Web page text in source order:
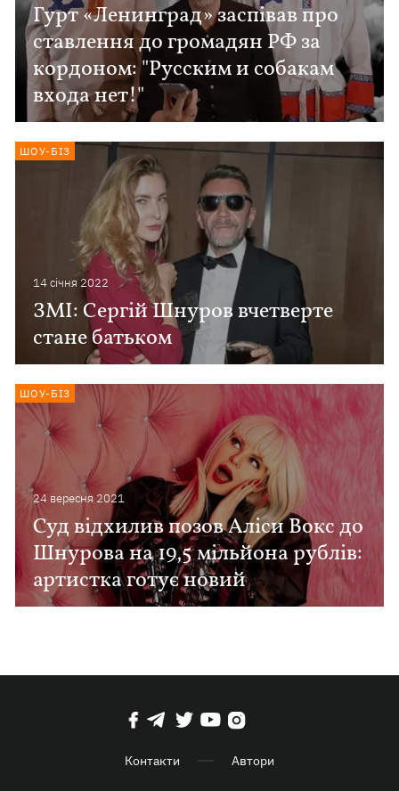
Гурт «Ленинград» заспівав про
ставлення до громадян РФ за
кордоном: "Русским и собакам
входа нет!"
14 сiчня 2022
ЗМІ: Сергій Шнуров вчетверте
стане батьком
ШОУ-БІЗ
24 вересня 2021
Суд відхилив позов Аліси Вокс до
Шнурова на 19,5 мільйона рублів:
артистка готує новий
ШОУ-БІЗ
Контакти Автори